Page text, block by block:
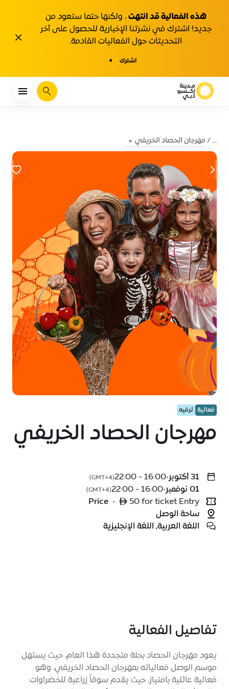
هذه الفعالية قد انتهت ، ولكنها حتما ستعود من
جديد! اشترك في نشرتنا الإخبارية للحصول على آخر
التحديثات حول الفعاليات القادمة.
اشترك
يبحث
... مهرجان الحصاد الخريفي
فعالية ترفيه
مهرجان الحصاد الخريفي
31 أكتوبر •
16:00 - 22:00
(GMT+4)
01 نوفمبر •
16:00 - 22:00
(GMT+4)
Price • ê 50 for ticket Entry
ساحة الوصل
اللغة العربية, اللغة الإنجليزية
تفاصيل الفعالية
يعود مهرجان الحصاد بحلة متجددة هذا العام، حيث يستهل
موسم الوصل فعالياته بمهرجان الحصاد الخريفي، وهو
فعالية عائلية بامتياز، حيث يقدم سوقاً زراعية للخضراوات